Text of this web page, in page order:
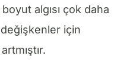
algısı çok daha
için